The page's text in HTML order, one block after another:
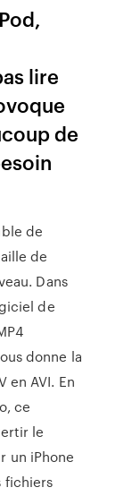
lire
de
de
de
Dans
de
donne la
en AVI. En
ce
le
un iPhone
fichiers